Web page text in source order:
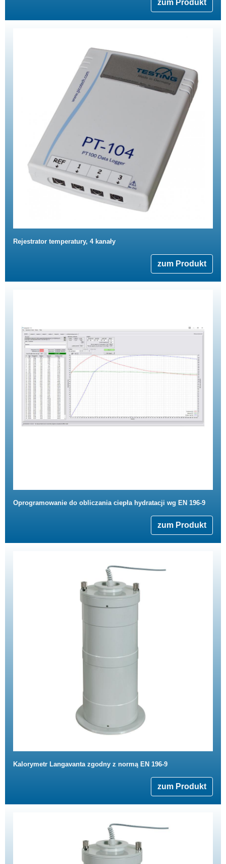
zum Produkt
Rejestrator temperatury, 4 kanały
zum Produkt
Oprogramowanie do obliczania ciepła hydratacji wg EN 196-9
zum Produkt
Kalorymetr Langavanta zgodny z normą EN 196-9
zum Produkt